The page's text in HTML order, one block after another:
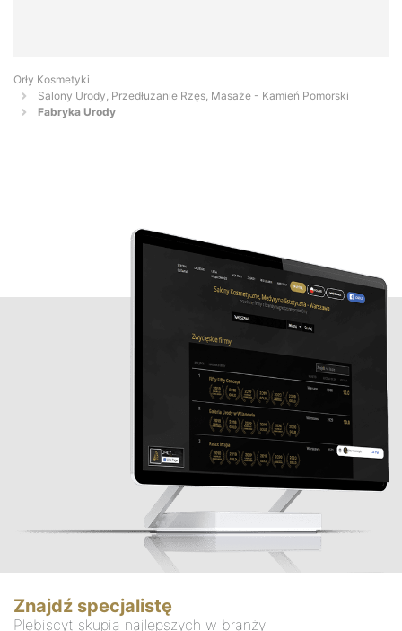
Orły Kosmetyki
Salony Urody, Przedłużanie Rzęs, Masaże - Kamień Pomorski
Fabryka Urody
Znajdź specjalistę
Plebiscyt skupia najlepszych w branży